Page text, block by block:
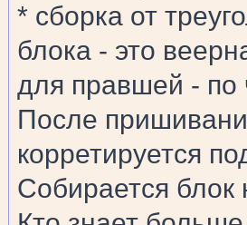
* сборка от
блока - это
для правшей - по
После
корретируется
Собирается блок